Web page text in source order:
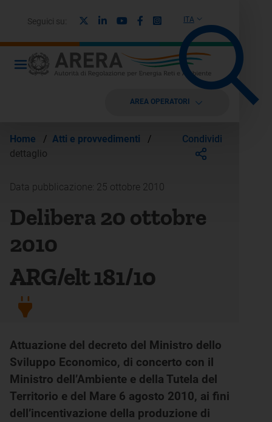
ITA
Seguici su: LinkedinYoutubeFacebook
Instagram
AREA OPERATORI
Home / Atti e provvedimenti
/
dettaglio
Condividi
Data pubblicazione: 25 ottobre 2010
Delibera 20 ottobre
2010
ARG/elt 181/10
Attuazione del decreto del Ministro dello
Sviluppo Economico, di concerto con il
Ministro dell’Ambiente e della Tutela del
Territorio e del Mare 6 agosto 2010, ai fini
dell’incentivazione della produzione di